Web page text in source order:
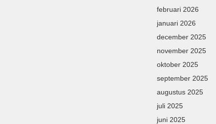
februari 2026
januari 2026
december 2025
november 2025
oktober 2025
september 2025
augustus 2025
juli 2025
juni 2025